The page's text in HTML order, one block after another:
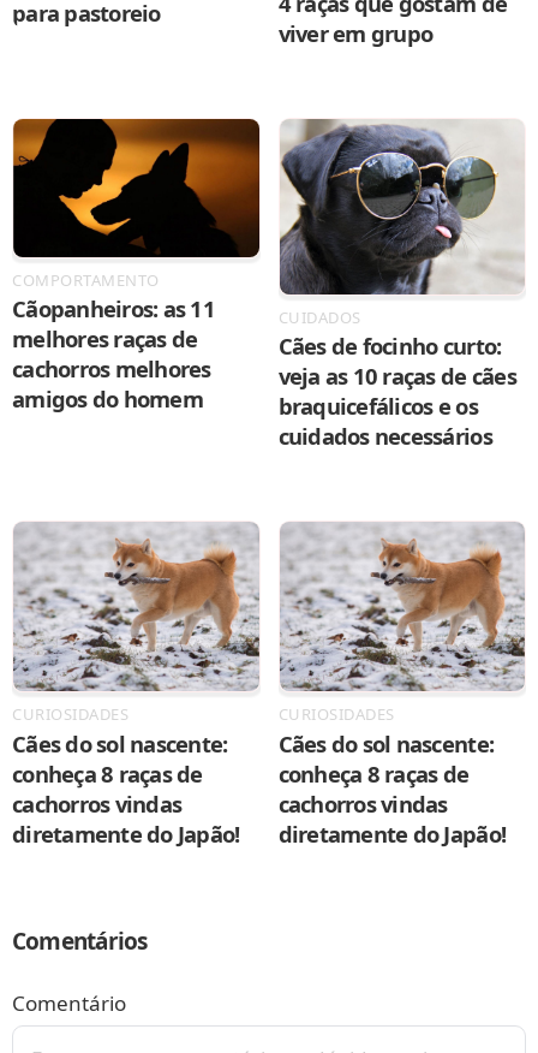
para pastoreio
viver em grupo
COMPORTAMENTO
Cãopanheiros: as 11
melhores raças de
cachorros melhores
amigos do homem
CUIDADOS
Cães de focinho curto:
veja as 10 raças de cães
braquicefálicos e os
cuidados necessários
CURIOSIDADES
Cães do sol nascente:
conheça 8 raças de
cachorros vindas
diretamente do Japão!
CURIOSIDADES
Cães do sol nascente:
conheça 8 raças de
cachorros vindas
diretamente do Japão!
Comentários
Comentário